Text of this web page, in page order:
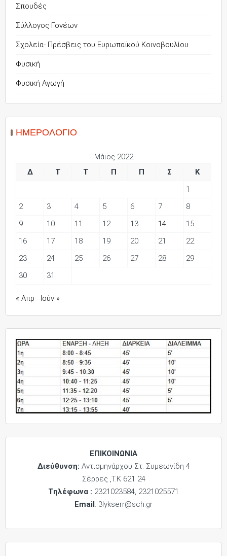
Σπουδές
Σύλλογος Γονέων
Σχολεία- Πρέσβεις του Ευρωπαϊκού Κοινοβουλίου
Φυσική
Φυσική Αγωγή
ΗΜΕΡΟΛΌΓΙΟ
Μάιος 2022
Δ
Τ Τ Π Π Σ
Κ
1
2
3 4 5 6 7
8
9
10 11 12 13 14
15
16
17 18 19 20 21
22
23
24 25 26 27 28
29
30
31
« Απρ Ιούν »
ΕΠΙΚΟΙΝΩΝΙΑ
Διεύθυνση: Αντισμηνάρχου Στ. Συμεωνίδη 4
Σέρρες ,Τ.Κ 621 24
Τηλέφωνα : 2321023584, 2321025571
Email: 3lykserr@sch.gr